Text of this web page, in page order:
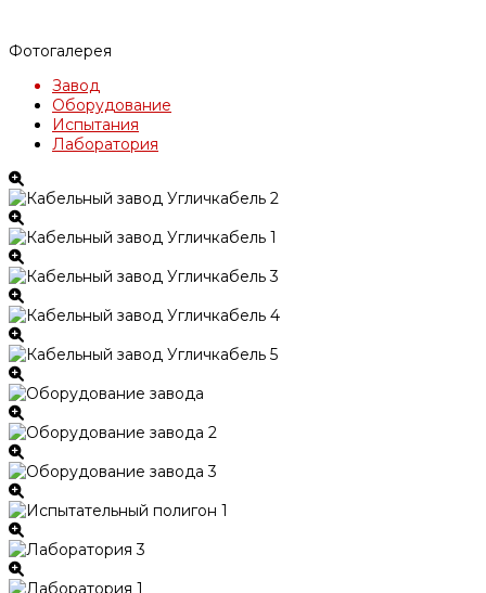
Фотогалерея
Завод
Оборудование
Испытания
Лаборатория